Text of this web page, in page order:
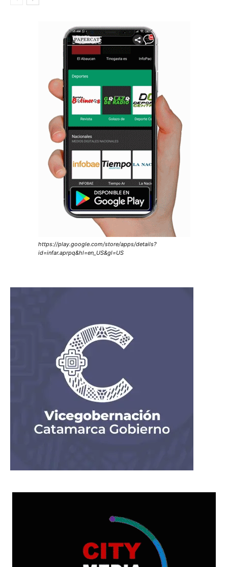
https://play.google.com/store/apps/details?
id=infar.aprpq&hl=en_US&gl=US